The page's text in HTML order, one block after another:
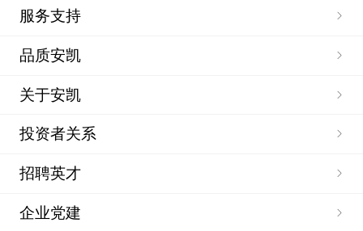
服务支持
品质安凯
关于安凯
投资者关系
招聘英才
企业党建